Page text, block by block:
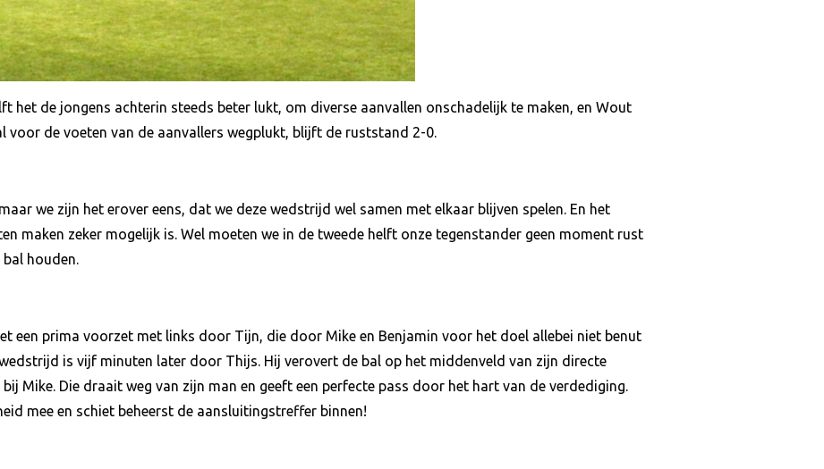
het de jongens achterin steeds beter lukt, om diverse aanvallen onschadelijk te maken, en Wout
voor de voeten van de aanvallers wegplukt, blijft de ruststand 2-0.
we zijn het erover eens, dat we deze wedstrijd wel samen met elkaar blijven spelen. En het
maken zeker mogelijk is. Wel moeten we in de tweede helft onze tegenstander geen moment rust
houden.
een prima voorzet met links door Tijn, die door Mike en Benjamin voor het doel allebei niet benut
is vijf minuten later door Thijs. Hij verovert de bal op het middenveld van zijn directe
Mike. Die draait weg van zijn man en geeft een perfecte pass door het hart van de verdediging.
mee en schiet beheerst de aansluitingstreffer binnen!